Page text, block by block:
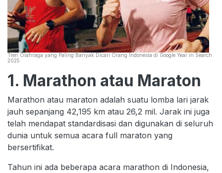
Tren Olahraga yang Paling Banyak Dicari Orang Indonesia di Google Year in Search
2025
1. Marathon atau Maraton
Marathon atau maraton adalah suatu lomba lari jarak
jauh sepanjang 42,195 km atau 26,2 mil. Jarak ini juga
telah mendapat standardisasi dan digunakan di seluruh
dunia untuk semua acara full maraton yang
bersertifikat.
Tahun ini ada beberapa acara marathon di Indonesia,